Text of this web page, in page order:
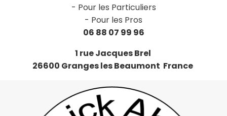
- Pour les Particuliers
- Pour les Pros
06 88 07 99 96
1 rue Jacques Brel
26600 Granges les Beaumont France